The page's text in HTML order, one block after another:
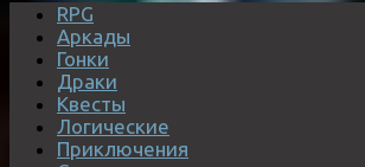
RPG
Аркады
Гонки
Драки
Квесты
Логические
Приключения